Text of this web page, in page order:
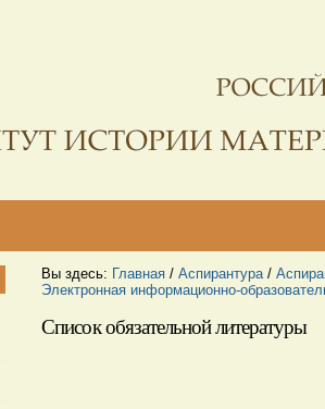
Вы здесь: Главная /Аспирантура /
Электронная информационно-
Список обязательной литературы